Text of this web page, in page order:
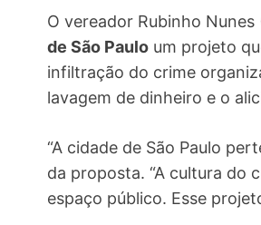
at
s
A
p
p
e
gr
a
m
c
e
b
o
o
k
ai
l
O vereador Rubinho
de São Paulo um projeto
infiltração do crime
lavagem de dinheiro e o
“A cidade de São Paulo
da proposta. “A cultura do
espaço público. Esse